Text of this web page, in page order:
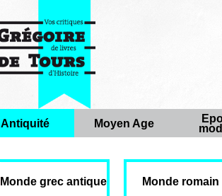
Antiquité Moyen Age
Monde grec antique Monde romain